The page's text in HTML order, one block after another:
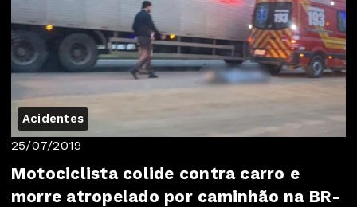
Acidentes
25/07/2019
Motociclista colide contra carro e
morre atropelado por caminhão na BR-